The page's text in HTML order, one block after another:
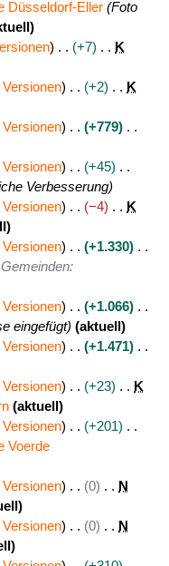
Düsseldorf-Eller Foto
+7
K
Versionen +2
K
Versionen
+779
Versionen
+45
Verbesserung
Versionen −4
K
Versionen
+1.330
:
Versionen
+1.066
eingefügt aktuell
Versionen
+1.471
Versionen +23
K
aktuell
Versionen
+201
Voerde
Versionen 0
N
Versionen 0
N